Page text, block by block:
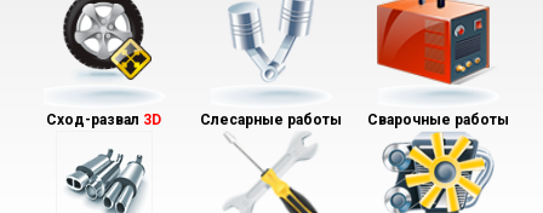
Сход-развал 3D Слесарные работы Сварочные работы